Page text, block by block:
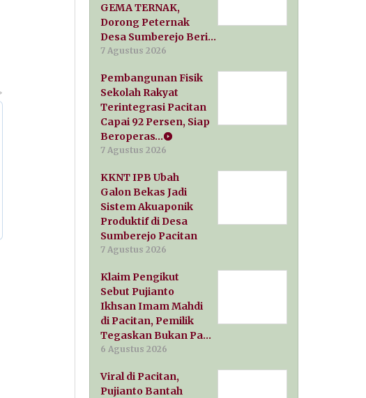
GEMA TERNAK,
Dorong Peternak
Desa Sumberejo Beri…
7 Agustus 2026
Pembangunan Fisik
Sekolah Rakyat
Terintegrasi Pacitan
Capai 92 Persen, Siap
Beroperas…
7 Agustus 2026
KKNT IPB Ubah
Galon Bekas Jadi
Sistem Akuaponik
Produktif di Desa
Sumberejo Pacitan
7 Agustus 2026
Klaim Pengikut
Sebut Pujianto
Ikhsan Imam Mahdi
di Pacitan, Pemilik
Tegaskan Bukan Pa…
6 Agustus 2026
Viral di Pacitan,
Pujianto Bantah